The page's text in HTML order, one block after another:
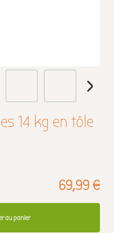
14 kg en tôle
69,99 €
au panier